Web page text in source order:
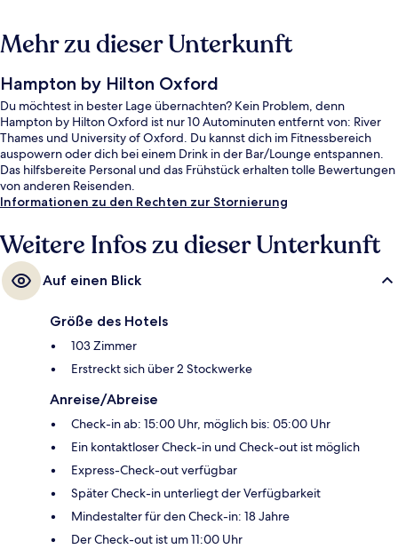
Mehr zu dieser Unterkunft
Hampton by Hilton Oxford
Du möchtest in bester Lage übernachten? Kein Problem, denn
Hampton by Hilton Oxford ist nur 10 Autominuten entfernt von: River
Thames und University of Oxford. Du kannst dich im Fitnessbereich
auspowern oder dich bei einem Drink in der Bar/Lounge entspannen.
Das hilfsbereite Personal und das Frühstück erhalten tolle Bewertungen
von anderen Reisenden.
Informationen zu den Rechten zur Stornierung
Weitere Infos zu dieser Unterkunft
Auf einen Blick
Größe des Hotels
103 Zimmer
Erstreckt sich über 2 Stockwerke
Anreise/Abreise
Check-in ab: 15:00 Uhr, möglich bis: 05:00 Uhr
Ein kontaktloser Check-in und Check-out ist möglich
Express-Check-out verfügbar
Später Check-in unterliegt der Verfügbarkeit
Mindestalter für den Check-in: 18 Jahre
Der Check-out ist um 11:00 Uhr